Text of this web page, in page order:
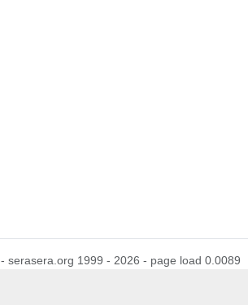
- serasera.org 1999 - 2026 - page load 0.0089